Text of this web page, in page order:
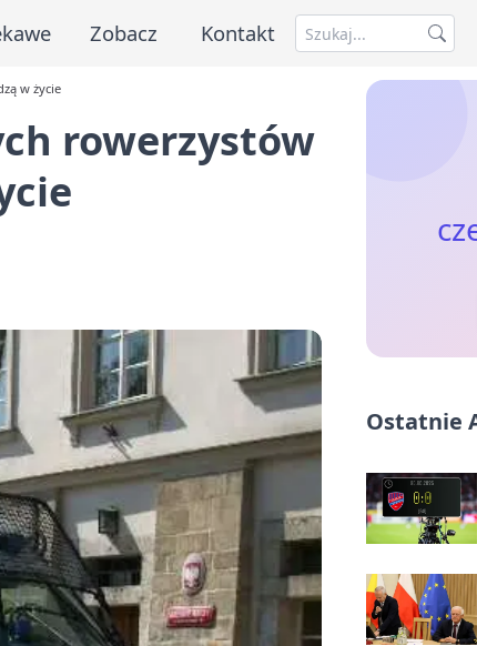
Zobacz Kontakt
w życie
rowerzystów
Ostatnie